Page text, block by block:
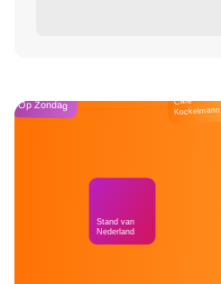
Op Zondag
Stand van
Nederland
Café
Kockelmann